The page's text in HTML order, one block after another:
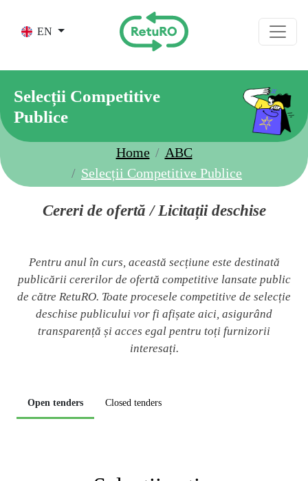
EN
Selecții Competitive
Publice
Home
ABC
Selecții Competitive Publice
Cereri de ofertă / Licitații deschise
Pentru anul în curs, această secțiune este destinată
publicării cererilor de ofertă competitive lansate public
de către RetuRO. Toate procesele competitive de selecție
deschise publicului vor fi afișate aici, asigurând
transparență și acces egal pentru toți furnizorii
interesați.
Open tenders Closed tenders